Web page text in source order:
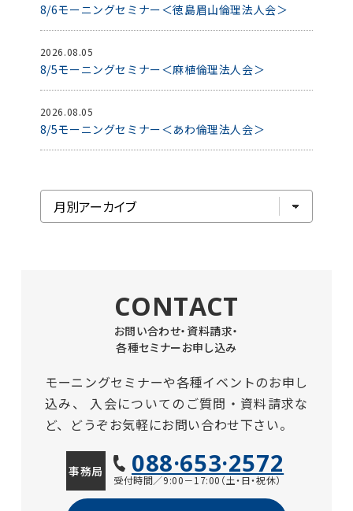
8/6モーニングセミナー＜徳島眉山倫理法人会＞
2026.08.05
8/5モーニングセミナー＜麻植倫理法人会＞
2026.08.05
8/5モーニングセミナー＜あわ倫理法人会＞
CONTACT
お問い合わせ・資料請求・
各種セミナーお申し込み
モーニングセミナーや各種イベントのお申し
込み、
入会についてのご質問・資料請求な
ど、どうぞお気軽にお問い合わせ下さい。
事務局 088·653·2572
受付時間／9:00－17:00（土・日・祝休）